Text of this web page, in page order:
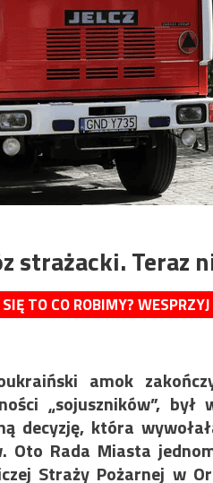
strażacki. Teraz
TO CO ROBIMY?
amok
„sojuszników”,
decyzję, która
Oto Rada Miasta
Straży Pożarnej w